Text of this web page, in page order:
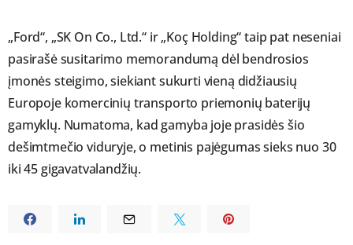
„Ford“, „SK On Co., Ltd.“ ir „Koç Holding“ taip pat neseniai
pasirašė susitarimo memorandumą dėl bendrosios
įmonės steigimo, siekiant sukurti vieną didžiausių
Europoje komercinių transporto priemonių baterijų
gamyklų. Numatoma, kad gamyba joje prasidės šio
dešimtmečio viduryje, o metinis pajėgumas sieks nuo 30
iki 45 gigavatvalandžių.